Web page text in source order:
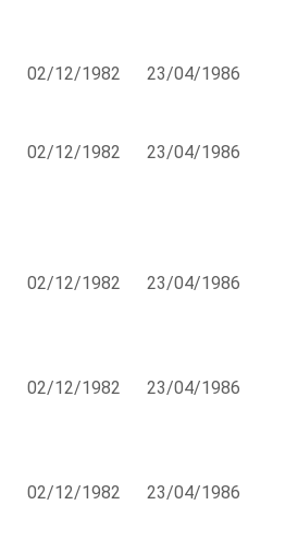
02/12/1982 23/04/1986
02/12/1982 23/04/1986
02/12/1982 23/04/1986
02/12/1982 23/04/1986
02/12/1982 23/04/1986